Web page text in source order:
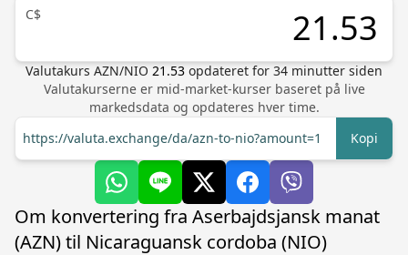
C$
Valutakurs AZN/NIO 21.53 opdateret for 34 minutter siden
Valutakurserne er mid-market-kurser baseret på live
markedsdata og opdateres hver time.
https://valuta.exchange/da/azn-to-nio?amount=1
Kopi
Om konvertering fra Aserbajdsjansk manat
(AZN) til Nicaraguansk cordoba (NIO)